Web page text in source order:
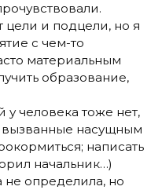
и подцели, но я
с чем-то
материальным
образование,
у человека тоже нет,
вызванные насущным
написать
начальник…)
определила, но